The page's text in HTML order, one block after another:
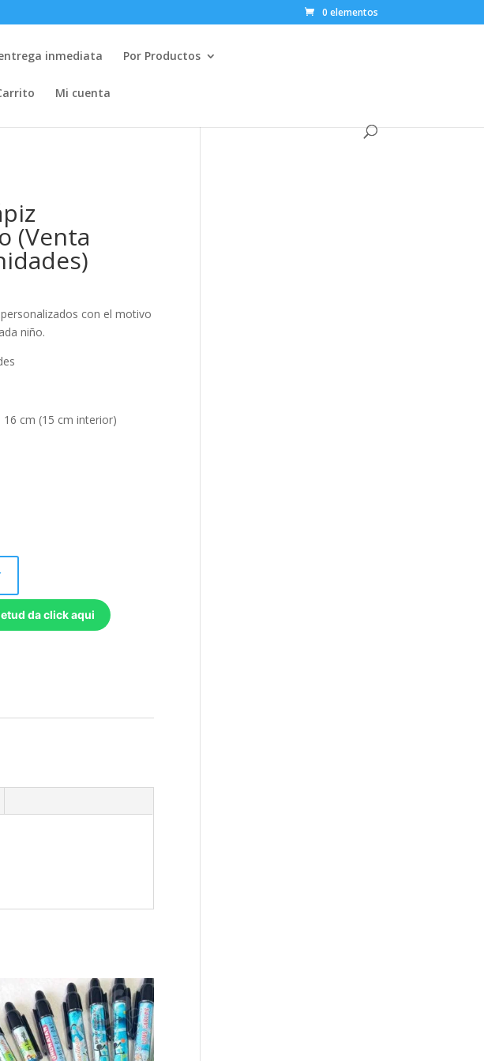
0 elementos
inmediata Por Productos
Mi cuenta
(Venta
con el motivo
niño.
16 cm (15 cm interior)
da click aqui